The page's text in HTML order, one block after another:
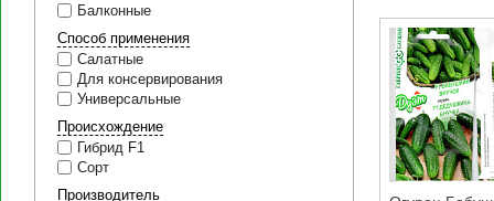
Балконные
Способ применения
Салатные
Для консервирования
Универсальные
Происхождение
Гибрид F1
Сорт
Производитель